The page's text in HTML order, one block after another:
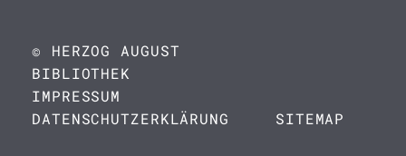
© HERZOG AUGUST
BIBLIOTHEK
IMPRESSUM
DATENSCHUTZERKLÄRUNG
SITEMAP